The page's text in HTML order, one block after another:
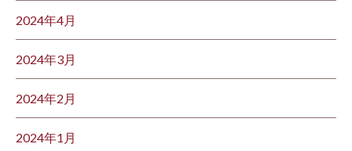
2024年4月
2024年3月
2024年2月
2024年1月